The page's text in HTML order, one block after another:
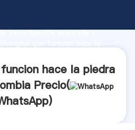
investigación avanzada y
los clientes.hace la piedra
Precio(
)